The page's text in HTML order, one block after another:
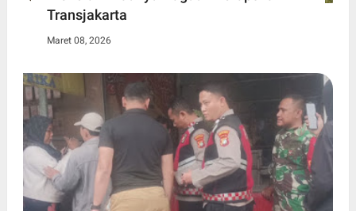
Transjakarta
Maret 08, 2026